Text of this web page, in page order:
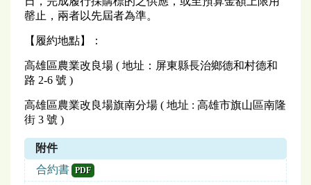
罄止，兩者以先屆者為準。
【履約地點】：
高雄區農業改良場 ( 地址：屏東縣長治鄉德和村德和
路 2-6 號 )
高雄區農業改良場旗南分場 ( 地址 : 高雄市旗山區南隆
街 3 號 )
附件
合約書 PDF